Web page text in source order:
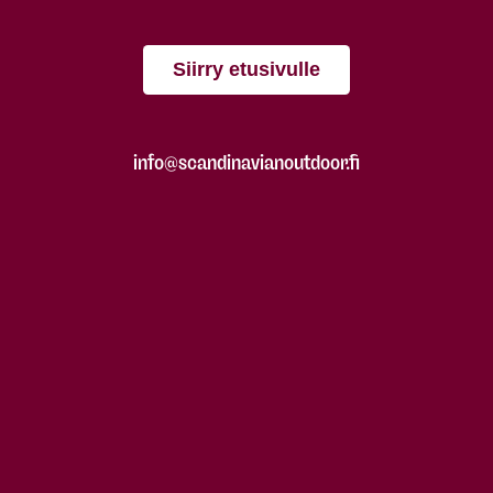
Siirry etusivulle
info@scandinavianoutdoor.fi